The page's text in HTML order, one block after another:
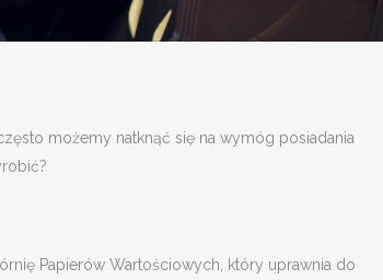
możemy natknąć się na wymóg posiadania
Papierów Wartościowych, który uprawnia do